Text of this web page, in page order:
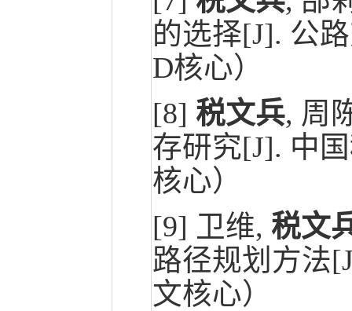
的选择[J]. 公
D核心）
[8] 税文兵, 周
存研究[J]. 中
核心）
[9] 卫维, 税文
路径规划方法
文核心）